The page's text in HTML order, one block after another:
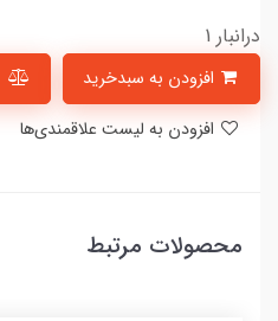
درانبار 1
محصولات مرتبط